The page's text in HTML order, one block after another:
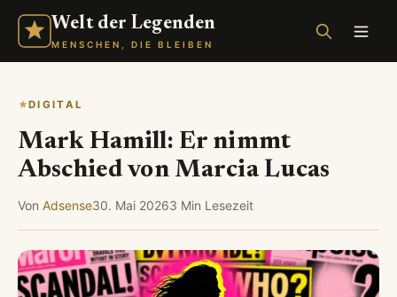
Welt der Legenden
MENSCHEN, DIE BLEIBEN
DIGITAL
Mark Hamill: Er nimmt
Abschied von Marcia Lucas
Von Adsense30. Mai 20263 Min Lesezeit